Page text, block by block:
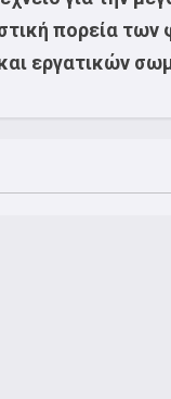
πορεία των
εργατικών